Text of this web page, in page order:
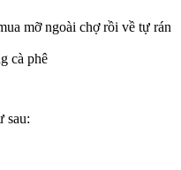
mỡ ngoài chợ rồi về tự rán
cà phê
sau: